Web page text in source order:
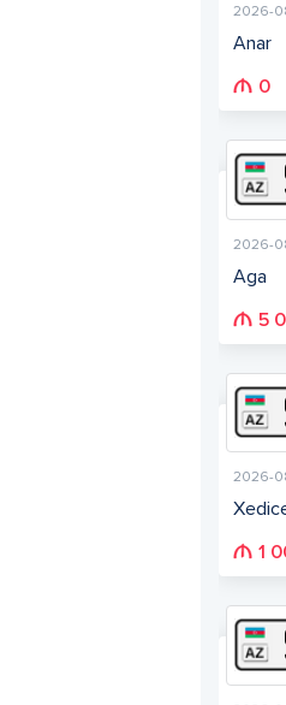
2026-
Anar
0
2026-
Aga
5
2026-
1